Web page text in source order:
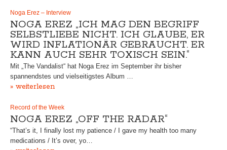
Noga Erez – Interview
NOGA EREZ „ICH MAG DEN BEGRIFF
SELBSTLIEBE NICHT. ICH GLAUBE, ER
WIRD INFLATIONÄR GEBRAUCHT. ER
KANN AUCH SEHR TOXISCH SEIN.“
Mit „The Vandalist“ hat Noga Erez im September ihr bisher
spannendstes und vielseitigstes Album …
» weiterlesen
Record of the Week
NOGA EREZ „OFF THE RADAR“
“That’s it, I finally lost my patience / I gave my health too many
medications / It’s over, yo…